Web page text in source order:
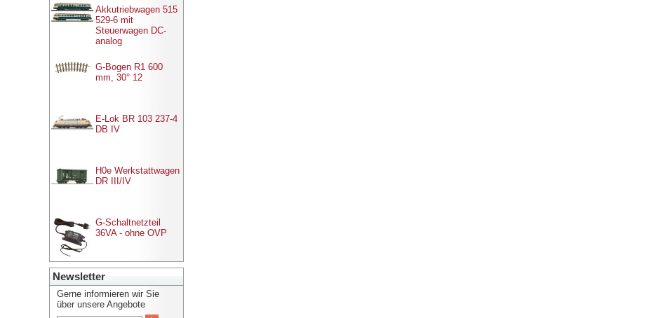
Akkutriebwagen 515
529-6 mit
Steuerwagen DC-
analog
G-Bogen R1 600
mm, 30° 12
E-Lok BR 103 237-4
DB IV
H0e Werkstattwagen
DR III/IV
G-Schaltnetzteil
36VA - ohne OVP
Newsletter
Gerne informieren wir Sie
über unsere Angebote